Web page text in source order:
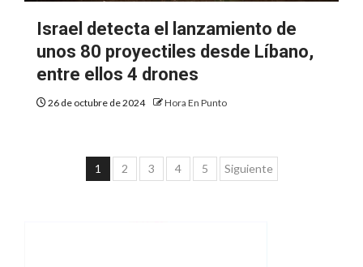
Israel detecta el lanzamiento de
unos 80 proyectiles desde Líbano,
entre ellos 4 drones
26 de octubre de 2024 Hora En Punto
Paginación
1 2 3 4 5 Siguiente